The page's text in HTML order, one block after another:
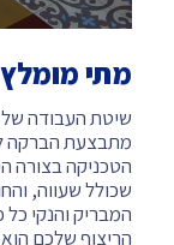
מתי
שיטת העבודה
מתבצעת הברקה
הטכניקה בצורה
שכולל שעווה,
המבריק והנקי
הריצוף שלכם